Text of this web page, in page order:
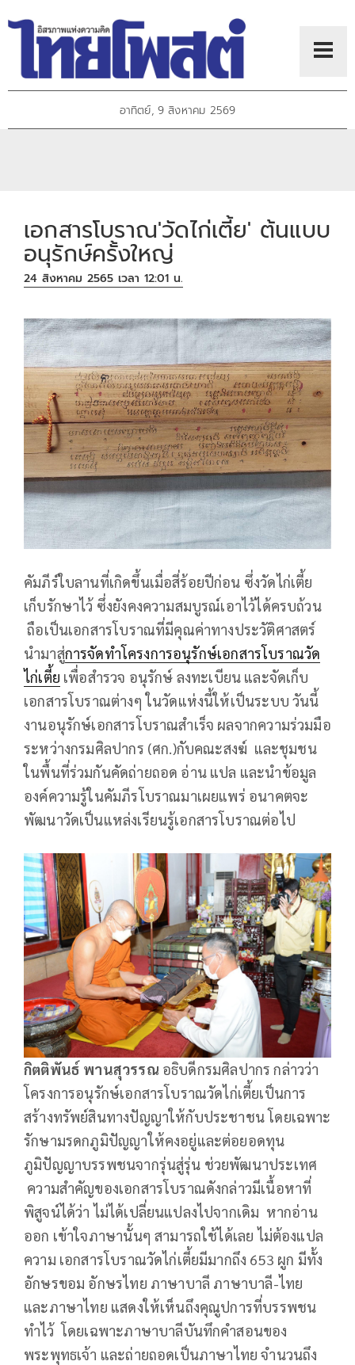
อาทิตย์, 9 สิงหาคม 2569
เอกสารโบราณ'วัดไก่เตี้ย' ต้นแบบ
อนุรักษ์ครั้งใหญ่
24 สิงหาคม 2565 เวลา 12:01 น.
คัมภีร์ใบลานที่เกิดขึ้นเมื่อสี่ร้อยปีก่อน ซึ่งวัดไก่เตี้ย
เก็บรักษาไว้ ซึ่งยังคงความสมบูรณ์เอาไว้ได้ครบถ้วน
ถือเป็นเอกสารโบราณที่มีคุณค่าทางประวัติศาสตร์
นำมาสู่การจัดทำโครงการอนุรักษ์เอกสารโบราณวัด
ไก่เตี้ย เพื่อสำรวจ อนุรักษ์ ลงทะเบียน และจัดเก็บ
เอกสารโบราณต่างๆ ในวัดแห่งนี้ให้เป็นระบบ วันนี้
งานอนุรักษ์เอกสารโบราณสำเร็จ ผลจากความร่วมมือ
ระหว่างกรมศิลปากร (ศก.)กับคณะสงฆ์ และชุมชน
ในพื้นที่ร่วมกันคัดถ่ายถอด อ่าน แปล และนำข้อมูล
องค์ความรู้ในคัมภีรโบราณมาเผยแพร่ อนาคตจะ
พัฒนาวัดเป็นแหล่งเรียนรู้เอกสารโบราณต่อไป
กิตติพันธ์ พานสุวรรณ อธิบดีกรมศิลปากร กล่าวว่า
โครงการอนุรักษ์เอกสารโบราณวัดไก่เตี้ยเป็นการ
สร้างทรัพย์สินทางปัญญาให้กับประชาชน โดยเฉพาะ
รักษามรดกภูมิปัญญาให้คงอยู่และต่อยอดทุน
ภูมิปัญญาบรรพชนจากรุ่นสู่รุ่น ช่วยพัฒนาประเทศ
ความสำคัญของเอกสารโบราณดังกล่าวมีเนื้อหาที่
พิสูจน์ได้ว่า ไม่ได้เปลี่ยนแปลงไปจากเดิม หากอ่าน
ออก เข้าใจภาษานั้นๆ สามารถใช้ได้เลย ไม่ต้องแปล
ความ เอกสารโบราณวัดไก่เตี้ยมีมากถึง 653 ผูก มีทั้ง
อักษรขอม อักษรไทย ภาษาบาลี ภาษาบาลี-ไทย
และภาษาไทย แสดงให้เห็นถึงคุณูปการที่บรรพชน
ทำไว้ โดยเฉพาะภาษาบาลีบันทึกคำสอนของ
พระพุทธเจ้า และถ่ายถอดเป็นภาษาไทย จำนวนถึง